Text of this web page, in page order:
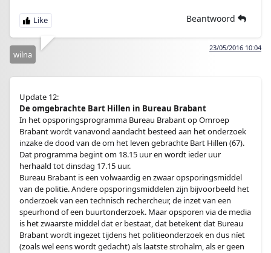
Beantwoord
23/05/2016 10:04
wilna
Update 12:
De omgebrachte Bart Hillen in Bureau Brabant
In het opsporingsprogramma Bureau Brabant op Omroep
Brabant wordt vanavond aandacht besteed aan het onderzoek
inzake de dood van de om het leven gebrachte Bart Hillen (67).
Dat programma begint om 18.15 uur en wordt ieder uur
herhaald tot dinsdag 17.15 uur.
Bureau Brabant is een volwaardig en zwaar opsporingsmiddel
van de politie. Andere opsporingsmiddelen zijn bijvoorbeeld het
onderzoek van een technisch rechercheur, de inzet van een
speurhond of een buurtonderzoek. Maar opsporen via de media
is het zwaarste middel dat er bestaat, dat betekent dat Bureau
Brabant wordt ingezet tijdens het politieonderzoek en dus níet
(zoals wel eens wordt gedacht) als laatste strohalm, als er geen